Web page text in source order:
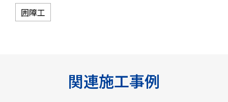
囲障工
関連施工事例